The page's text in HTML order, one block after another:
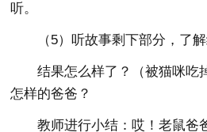
听。
（5）听故事剩下部分，了解
结果怎么样了？（被猫咪吃
怎样的爸爸？
教师进行小结：哎！老鼠爸